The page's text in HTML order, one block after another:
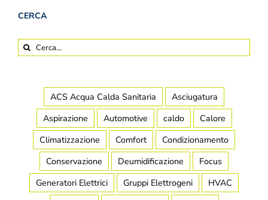
CERCA
Cerca
per:
ACS Acqua Calda Sanitaria
Asciugatura
Aspirazione
Automotive caldo
Calore
Climatizzazione
Comfort
Condizionamento
Conservazione
Deumidificazione
Focus
Generatori Elettrici
Gruppi Elettrogeni
HVAC